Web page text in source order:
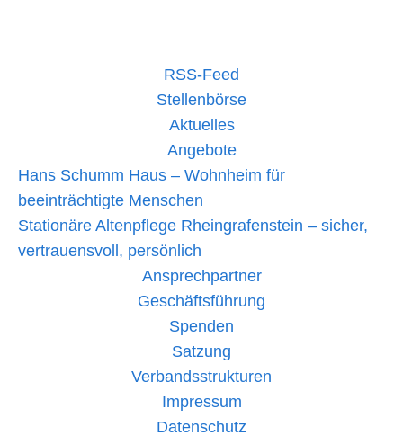
RSS-Feed
Stellenbörse
Aktuelles
Angebote
Hans Schumm Haus – Wohnheim für
beeinträchtigte Menschen
Stationäre Altenpflege Rheingrafenstein – sicher,
vertrauensvoll, persönlich
Ansprechpartner
Geschäftsführung
Spenden
Satzung
Verbandsstrukturen
Impressum
Datenschutz